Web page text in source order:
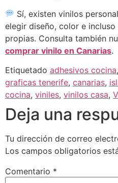
Sí, existen vinilos
elegir diseño, color e
propias. Consulta también
comprar vinilo en Canarias.
Etiquetado adhesivos cocina,
graficas tenerife, canarias,
cocina, viniles, vinilos casa,
Deja una
Tu dirección de correo
Los campos obligatorios
Comentario *